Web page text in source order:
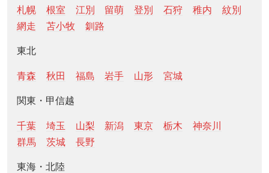
札幌 根室 江別 留萌 登別 石狩 稚内
紋別
網走
苫小牧 釧路
東北
青森 秋田 福島 岩手 山形 宮城
関東・甲信越
千葉 埼玉 山梨 新潟 東京 栃木
神奈川
群馬
茨城 長野
東海・北陸